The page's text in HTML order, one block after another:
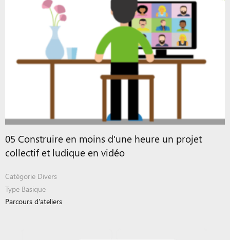
05 Construire en moins d'une heure un projet
collectif et ludique en vidéo
Catégorie Divers
Type Basique
Parcours d'ateliers